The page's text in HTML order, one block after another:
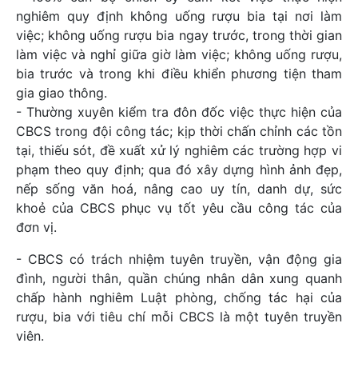
nghiêm quy định không uống rượu bia tại nơi làm
việc; không uống rượu bia ngay trước, trong thời gian
làm việc và nghỉ giữa giờ làm việc; không uống rượu,
bia trước và trong khi điều khiển phương tiện tham
gia giao thông.
- Thường xuyên kiểm tra đôn đốc việc thực hiện của
CBCS trong đội công tác; kịp thời chấn chỉnh các tồn
tại, thiếu sót, đề xuất xử lý nghiêm các trường hợp vi
phạm theo quy định; qua đó xây dựng hình ảnh đẹp,
nếp sống văn hoá, nâng cao uy tín, danh dự, sức
khoẻ của CBCS phục vụ tốt yêu cầu công tác của
đơn vị.
- CBCS có trách nhiệm tuyên truyền, vận động gia
đình, người thân, quần chúng nhân dân xung quanh
chấp hành nghiêm Luật phòng, chống tác hại của
rượu, bia với tiêu chí mỗi CBCS là một tuyên truyền
viên.